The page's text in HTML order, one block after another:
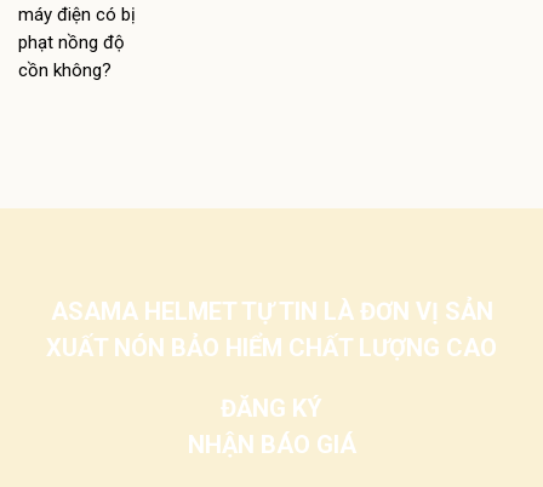
ASAMA HELMET TỰ TIN LÀ ĐƠN VỊ SẢN
XUẤT NÓN BẢO HIỂM CHẤT LƯỢNG CAO
ĐĂNG KÝ
NHẬN BÁO GIÁ